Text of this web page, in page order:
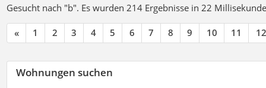
Gesucht nach "b". Es wurden 214 Ergebnisse in 22
« 1 2 3 4 5 6 7 8 9 10 11 12
Wohnungen suchen